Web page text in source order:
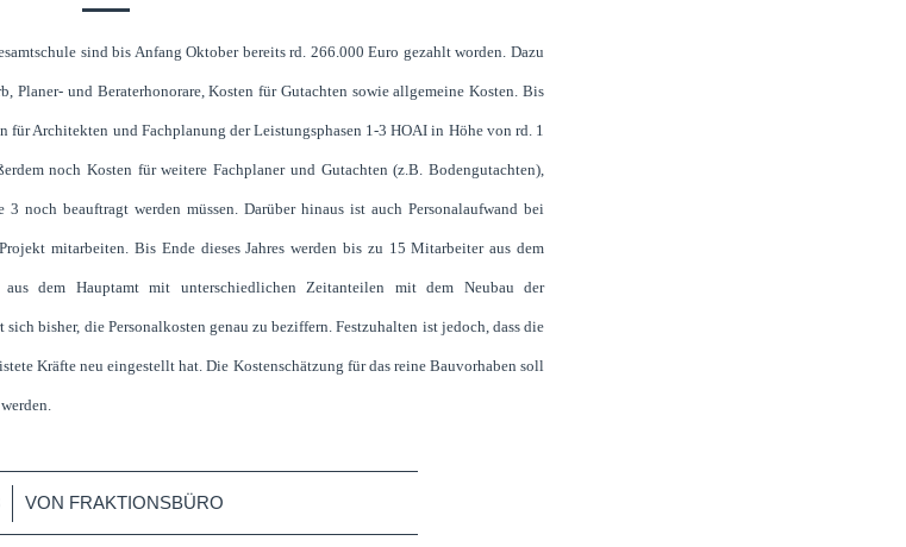
sind bis Anfang Oktober bereits rd. 266.000 Euro gezahlt worden. Dazu
Planer- und Beraterhonorare, Kosten für Gutachten sowie allgemeine Kosten. Bis
für Architekten und Fachplanung der Leistungsphasen 1-3 HOAI in Höhe von rd. 1
noch Kosten für weitere Fachplaner und Gutachten (z.B. Bodengutachten),
noch beauftragt werden müssen. Darüber hinaus ist auch Personalaufwand bei
mitarbeiten. Bis Ende dieses Jahres werden bis zu 15 Mitarbeiter aus dem
aus dem Hauptamt mit unterschiedlichen Zeitanteilen mit dem Neubau der
bisher, die Personalkosten genau zu beziffern. Festzuhalten ist jedoch, dass die
Kräfte neu eingestellt hat. Die Kostenschätzung für das reine Bauvorhaben soll
VON FRAKTIONSBÜRO